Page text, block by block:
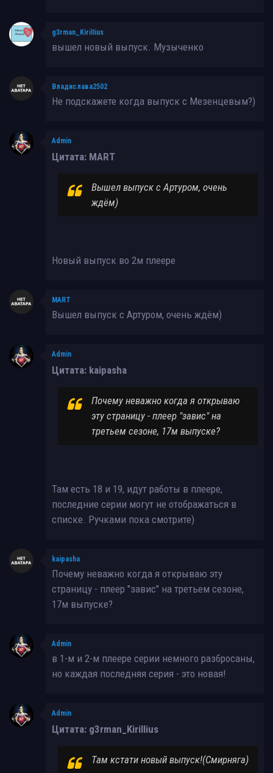
g3rman_KiriIIius
вышел новый выпуск. Музыченко
Владислава2502
Не подскажете когда выпуск с Мезенцевым?)
Admin
Цитата: MART
Вышел выпуск с Артуром, очень
ждём)
Новый выпуск во 2м плеере
MART
Вышел выпуск с Артуром, очень ждём)
Admin
Цитата: kaipasha
Почему неважно когда я открываю
эту страницу - плеер "завис" на
третьем сезоне, 17м выпуске?
Там есть 18 и 19, идут работы в плеере,
последние серии могут не отображаться в
списке. Ручками пока смотрите)
kaipasha
Почему неважно когда я открываю эту
страницу - плеер "завис" на третьем сезоне,
17м выпуске?
Admin
в 1-м и 2-м плеере серии немного разбросаны,
но каждая последняя серия - это новая!
Admin
Цитата: g3rman_KiriIIius
Там кстати новый выпуск!(Смирняга)